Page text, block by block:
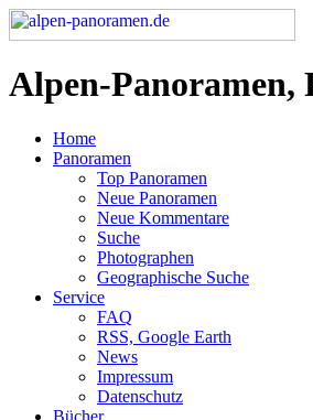
Alpen-Panoramen,
Home
Panoramen
Top Panoramen
Neue Panoramen
Neue Kommentare
Suche
Photographen
Geographische Suche
Service
FAQ
RSS, Google Earth
News
Impressum
Datenschutz
Bücher